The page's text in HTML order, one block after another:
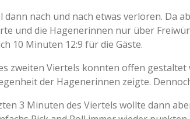
dann nach und nach etwas verloren. Da
und die Hagenerinnen nur über
10 Minuten 12:9 für die Gäste.
zweiten Viertels konnten offen gestaltet
der Hagenerinnen zeigte.
3 Minuten des Viertels wollte dann